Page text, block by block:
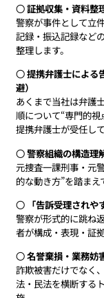
〇証拠収集・資料整
警察が事件として立
記録・振込記録など
整理します。
〇提携弁護士による
避）
あくまで当社は弁護
順について“専門的
提携弁護士が受任し
〇警察組織の構造理
元捜査一課刑事・元
的な動き方”を踏まえ
〇 「告訴受理され
警察が形式的に跳ね
者が構成・表現・証
〇名誉棄損・業務妨
詐欺被害だけでなく
法・民法を横断する